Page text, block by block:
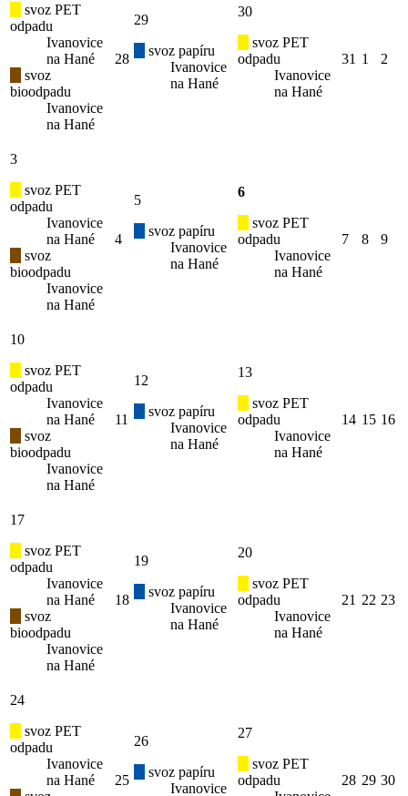
svoz PET
odpadu
Ivanovice
na Hané
svoz
bioodpadu
Ivanovice
na Hané
28
29
svoz papíru
Ivanovice
na Hané
30
svoz PET
odpadu
Ivanovice
na Hané
31 1 2
3
svoz PET
odpadu
Ivanovice
na Hané
svoz
bioodpadu
Ivanovice
na Hané
4
5
svoz papíru
Ivanovice
na Hané
6
svoz PET
odpadu
Ivanovice
na Hané
7 8 9
10
svoz PET
odpadu
Ivanovice
na Hané
svoz
bioodpadu
Ivanovice
na Hané
11
12
svoz papíru
Ivanovice
na Hané
13
svoz PET
odpadu
Ivanovice
na Hané
14 15 16
17
svoz PET
odpadu
Ivanovice
na Hané
svoz
bioodpadu
Ivanovice
na Hané
18
19
svoz papíru
Ivanovice
na Hané
20
svoz PET
odpadu
Ivanovice
na Hané
21 22 23
24
svoz PET
odpadu
Ivanovice
na Hané
25
26
svoz papíru
Ivanovice
27
svoz PET
odpadu
28 29 30